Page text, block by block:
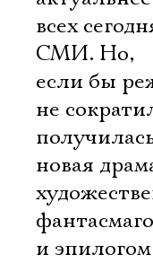
всех
СМИ. Но,
если бы
не
новая
и